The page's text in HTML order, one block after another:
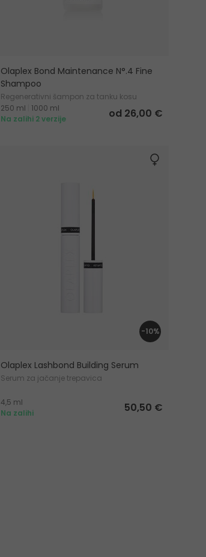
Olaplex Bond Maintenance N°.4 Fine
Shampoo
Regenerativni šampon za tanku kosu
250 ml
1000 ml
Na zalihi 2 verzije
od 26,00 €
-10%
Olaplex Lashbond Building Serum
Serum za jačanje trepavica
4,5 ml
Na zalihi
50,50 €